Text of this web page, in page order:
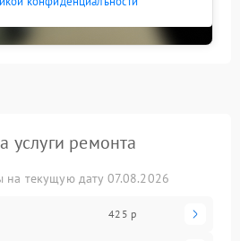
услуги ремонта
на текущую дату 07.08.2026
425 р